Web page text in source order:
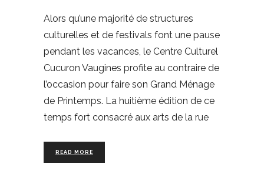
Alors qu’une majorité de structures
culturelles et de festivals font une pause
pendant les vacances, le Centre Culturel
Cucuron Vaugines profite au contraire de
l’occasion pour faire son Grand Ménage
de Printemps. La huitième édition de ce
temps fort consacré aux arts de la rue
READ MORE